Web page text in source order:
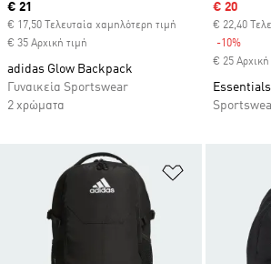
Current price
€ 21
€ 17,50 Τελευταία χαμηλότερη τιμή
€ 35 Αρχική τιμή
adidas Glow Backpack
Γυναικεία Sportswear
2 χρώματα
Sale price
€ 20
€ 22,40
-10%
€ 25 Αρχική
Προσθήκη